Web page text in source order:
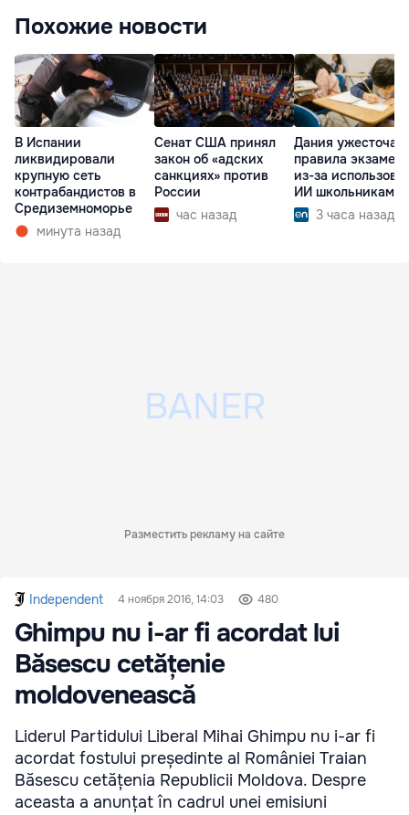
Похожие новости
В Испании
ликвидировали
крупную сеть
контрабандистов в
Средиземноморье
минута назад
Сенат США принял
закон об «адских
санкциях» против
России
час назад
Дания
правила
из-за
ИИ школьниками
3 часа назад
Разместить рекламу на сайте
Independent 4 ноября 2016, 14:03 480
Ghimpu nu i-ar fi acordat lui
Băsescu cetățenie
moldovenească
Liderul Partidului Liberal Mihai Ghimpu nu i-ar fi
acordat fostului președinte al României Traian
Băsescu cetățenia Republicii Moldova. Despre
aceasta a anunțat în cadrul unei emisiuni